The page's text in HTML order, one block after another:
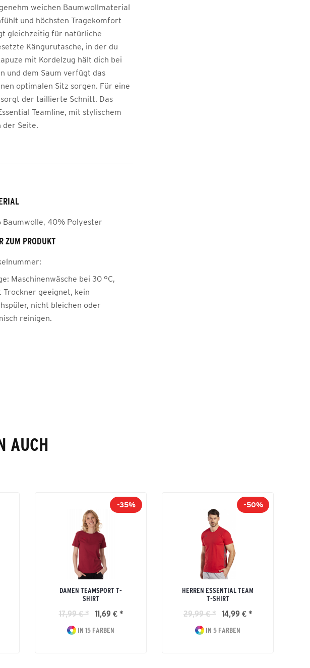
weichen Baumwollmaterial
und höchsten Tragekomfort
gleichzeitig für natürliche
Kängurutasche, in der du
mit Kordelzug hält dich bei
und dem Saum verfügt das
optimalen Sitz sorgen. Für eine
der taillierte Schnitt. Das
Teamline, mit stylischem
der Seite.
Baumwolle, 40% Polyester
ZUM PRODUKT
Maschinenwäsche bei 30 °C,
Trockner geeignet, kein
nicht bleichen oder
reinigen.
AUCH
-35%
DAMEN TEAMSPORT T-
SHIRT
17,99 € * 11,69 € *
IN 15 FARBEN
-50%
HERREN ESSENTIAL TEAM
T-SHIRT
29,99 € * 14,99 € *
IN 5 FARBEN